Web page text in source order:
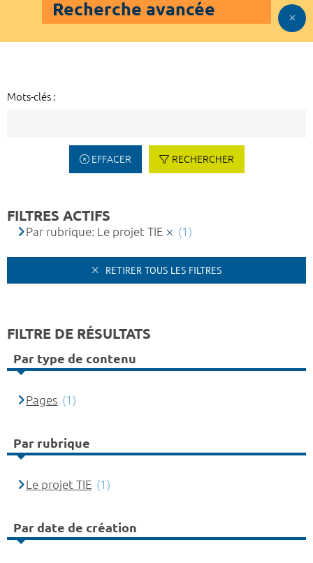
Recherche avancée
Mots-clés :
EFFACER RECHERCHER
FILTRES ACTIFS
Par rubrique: Le projet TIE (1)
RETIRER TOUS LES FILTRES
FILTRE DE RÉSULTATS
Par type de contenu
Pages (1)
Par rubrique
Le projet TIE (1)
Par date de création